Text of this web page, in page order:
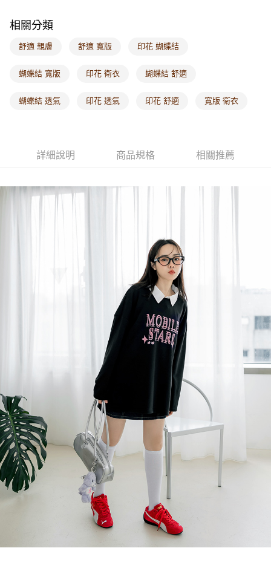
付款後門市自取
每筆NT$60，滿NT$1,000(含以上)免運費
相關分類
舒適 親膚 舒適 寬版 印花 蝴蝶結
蝴蝶結 寬版 印花 衛衣 蝴蝶結 舒適
蝴蝶結 透氣 印花 透氣 印花 舒適 寬版 衛衣
詳細說明 商品規格 相關推薦